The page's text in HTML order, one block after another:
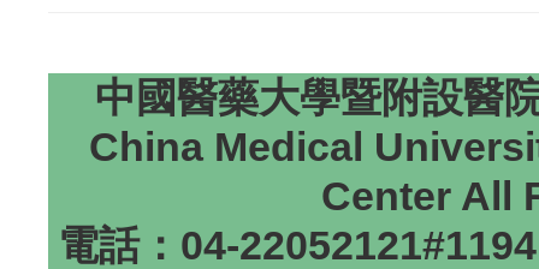
中國醫藥大學暨附設醫
China Medical
Center All
電話：04-